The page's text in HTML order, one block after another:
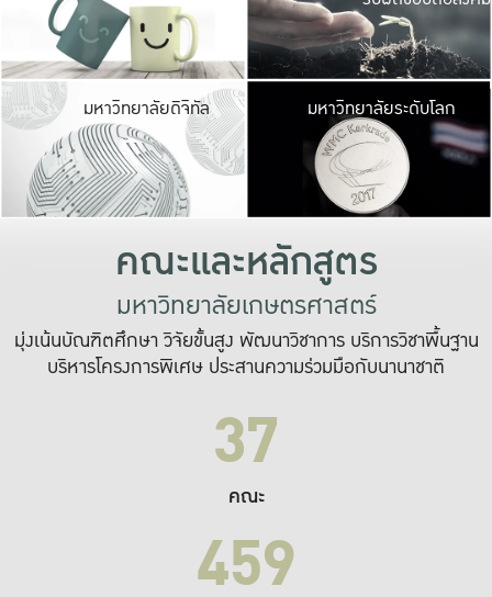
เปิดประ
และพบเรื่องราวใ
มหาวิทยาลัยดิจิทัล มหาวิ
เปลี่ยนแปลง แล
เพื่อทำง
ระบบสารสนเทศ
มหาวิทยาลัยระดับโลก
คณะและหลักสูตร
มหาวิทยาลัยเกษตรศาสตร์
มุ่งเน้นบัณฑิตศึกษา วิจัยขั้นสูง พัฒนาวิชาการ บริการวิชาพื้นฐาน
บริหารโครงการพิเศษ ประสานความร่วมมือกับนานาชาติ
37
คณะ
459